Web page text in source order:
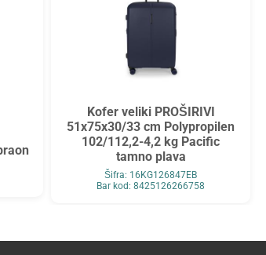
Kofer veliki PROŠIRIVI
51x75x30/33 cm Polypropilen
102/112,2-4,2 kg Pacific
tamno plava
Šifra: 16KG126847EB
Bar kod: 8425126266758